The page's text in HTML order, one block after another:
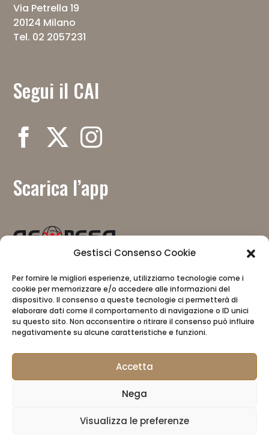
Gestisci Consenso Cookie
Per fornire le migliori esperienze, utilizziamo tecnologie come i
cookie per memorizzare e/o accedere alle informazioni del
dispositivo. Il consenso a queste tecnologie ci permetterà di
elaborare dati come il comportamento di navigazione o ID unici
su questo sito. Non acconsentire o ritirare il consenso può influire
negativamente su alcune caratteristiche e funzioni.
Accetta
Nega
Visualizza le preferenze
Via Petrella 19
20124 Milano
Tel. 02 2057231
Segui il CAI
Scarica l’app
Mit Unterstützung von
Datenschutzbestimmungen
Für Manager reservierter Bereich